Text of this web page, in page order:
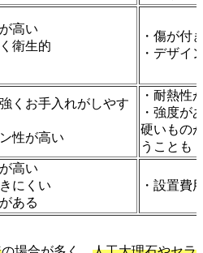
高い
衛生的
・傷が付
・デザイ
くお手入れがしやす
性が高い
・耐熱性
・強度が
硬いもの
うことも
高い
にくい
ある
・設置費